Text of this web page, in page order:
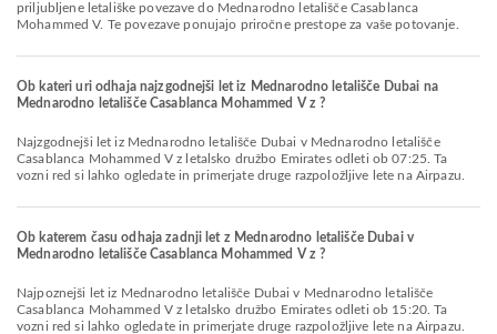
priljubljene letališke povezave do Mednarodno letališče Casablanca
Mohammed V. Te povezave ponujajo priročne prestope za vaše potovanje.
Ob kateri uri odhaja najzgodnejši let iz Mednarodno letališče Dubai na
Mednarodno letališče Casablanca Mohammed V z ?
Najzgodnejši let iz Mednarodno letališče Dubai v Mednarodno letališče
Casablanca Mohammed V z letalsko družbo Emirates odleti ob 07:25. Ta
vozni red si lahko ogledate in primerjate druge razpoložljive lete na Airpazu.
Ob katerem času odhaja zadnji let z Mednarodno letališče Dubai v
Mednarodno letališče Casablanca Mohammed V z ?
Najpoznejši let iz Mednarodno letališče Dubai v Mednarodno letališče
Casablanca Mohammed V z letalsko družbo Emirates odleti ob 15:20. Ta
vozni red si lahko ogledate in primerjate druge razpoložljive lete na Airpazu.